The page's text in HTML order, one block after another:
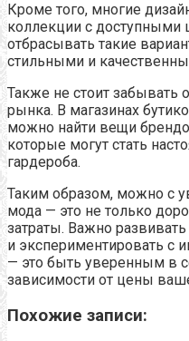
Кроме того, многие
коллекции с доступными
отбрасывать такие
стильными и
Также не стоит забывать
рынка. В магазинах
можно найти вещи
которые могут стать
гардероба.
Таким образом, можно с
мода — это не только
затраты. Важно
и экспериментировать
— это быть уверенным в
зависимости от цены
Похожие записи: